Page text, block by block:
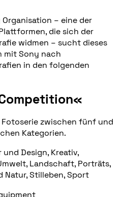
– eine der
die sich der
widmen – sucht dieses
mit Sony nach
in den folgenden
zwischen fünf und
Kategorien.
Design, Kreativ,
Landschaft, Porträts,
Natur, Stilleben, Sport